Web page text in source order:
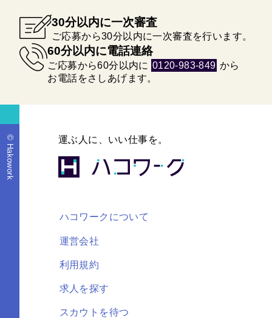
30分以内に一次審査
ご応募から30分以内に一次審査を行います。
60分以内に電話連絡
ご応募から60分以内に 0120-983-849 から
お電話をさしあげます。
© Hakowork 運ぶ人に、いい仕事を。
ハコワークについて
運営会社
利用規約
求人を探す
スカウトを待つ